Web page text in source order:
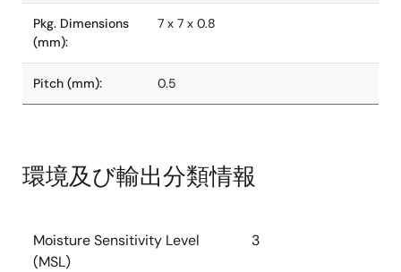
Pkg. Dimensions
(mm):
7 x 7 x 0.8
Pitch (mm): 0.5
環境及び輸出分類情報
Moisture Sensitivity Level
(MSL)
3